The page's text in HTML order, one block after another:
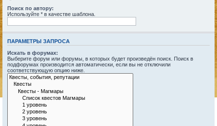
Поиск по автору:
Используйте * в качестве шаблона.
ПАРАМЕТРЫ ЗАПРОСА
Искать в форумах:
Выберите форум или форумы, в которых будет произведён поиск. Поиск в
подфорумах производится автоматически, если вы не отключили
соответствующую опцию ниже.